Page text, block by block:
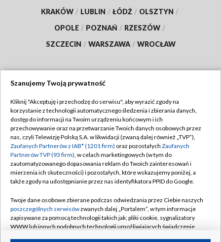
KRAKÓW / LUBLIN / ŁÓDŹ / OLSZTYN /
OPOLE / POZNAŃ / RZESZÓW /
SZCZECIN / WARSZAWA / WROCŁAW
TVP
Abonament TVP
Emisja w TVP
Centrum informacji TVP
Naziemna Telewizja Cyfrowa
Rada Programowa
System NOS
Informacje o nadawcy
Regulamin TVP
Polityka prywatności
Moje zgody
Pomoc
Kontakt
Szanujemy Twoją prywatność
Kliknij "Akceptuję i przechodzę do serwisu", aby wyrazić zgody na
korzystanie z technologii automatycznego śledzenia i zbierania danych,
dostęp do informacji na Twoim urządzeniu końcowym i ich
przechowywanie oraz na przetwarzanie Twoich danych osobowych przez
nas, czyli Telewizję Polską S.A. w likwidacji (zwaną dalej również „TVP”),
Zaufanych Partnerów z IAB* (1201 firm) oraz pozostałych Zaufanych
Partnerów TVP (93 firm), w celach marketingowych (w tym do
zautomatyzowanego dopasowania reklam do Twoich zainteresowań i
mierzenia ich skuteczności) i pozostałych, które wskazujemy poniżej, a
także zgody na udostępnianie przez nas identyfikatora PPID do Google.
Twoje dane osobowe zbierane podczas odwiedzania przez Ciebie naszych
poszczególnych serwisówzwanych dalej „Portalem”, w tym informacje
zapisywane za pomocą technologii takich jak: pliki cookie, sygnalizatory
WWW lub innych podobnych technologii umożliwiających świadczenie